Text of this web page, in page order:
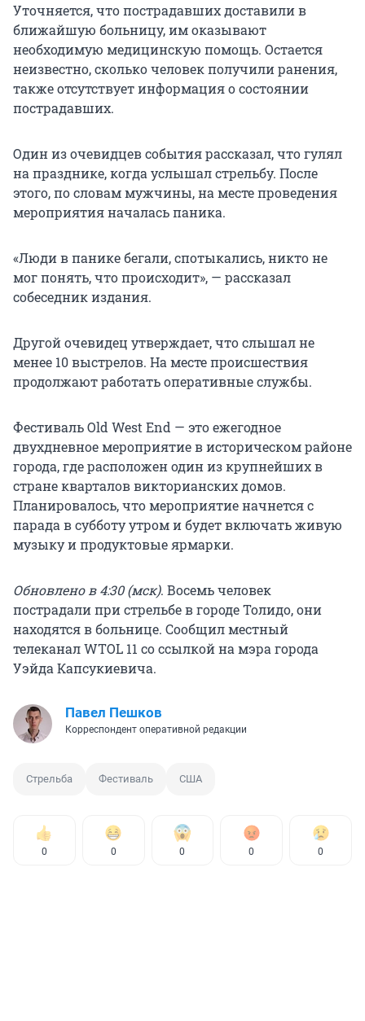
Уточняется, что пострадавших доставили в
ближайшую больницу, им оказывают
необходимую медицинскую помощь. Остается
неизвестно, сколько человек получили ранения,
также отсутствует информация о состоянии
пострадавших.
Один из очевидцев события рассказал, что гулял
на празднике, когда услышал стрельбу. После
этого, по словам мужчины, на месте проведения
мероприятия началась паника.
«Люди в панике бегали, спотыкались, никто не
мог понять, что происходит», — рассказал
собеседник издания.
Другой очевидец утверждает, что слышал не
менее 10 выстрелов. На месте происшествия
продолжают работать оперативные службы.
Фестиваль Old West End — это ежегодное
двухдневное мероприятие в историческом районе
города, где расположен один из крупнейших в
стране кварталов викторианских домов.
Планировалось, что мероприятие начнется с
парада в субботу утром и будет включать живую
музыку и продуктовые ярмарки.
Обновлено в 4:30 (мск). Восемь человек
пострадали при стрельбе в городе Толидо, они
находятся в больнице. Сообщил местный
телеканал WTOL 11 со ссылкой на мэра города
Уэйда Капсукиевича.
Павел Пешков
Корреспондент оперативной редакции
Стрельба Фестиваль США
0 0 0 0 0